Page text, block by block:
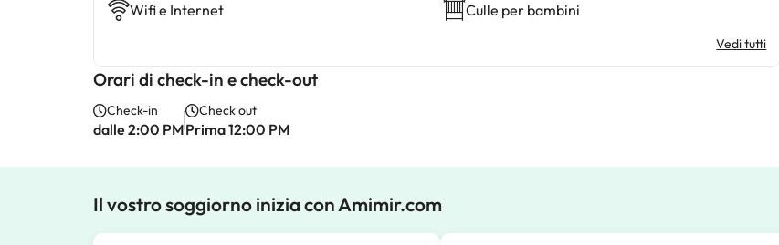
Wifi e Internet Culle per bambini
Vedi tutti
Orari di check-in e check-out
Check-in
dalle 2:00 PM
Check out
Prima 12:00 PM
Il vostro soggiorno inizia con Amimir.com